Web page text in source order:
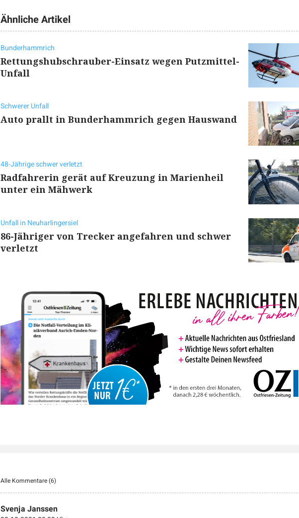
Ähnliche Artikel
Bunderhammrich
Rettungshubschrauber-Einsatz wegen Putzmittel-
Unfall
Schwerer Unfall
Auto prallt in Bunderhammrich gegen Hauswand
48-Jährige schwer verletzt
Radfahrerin gerät auf Kreuzung in Marienheil
unter ein Mähwerk
Unfall in Neuharlingersiel
86-Jähriger von Trecker angefahren und schwer
verletzt
Alle Kommentare (6)
Svenja Janssen